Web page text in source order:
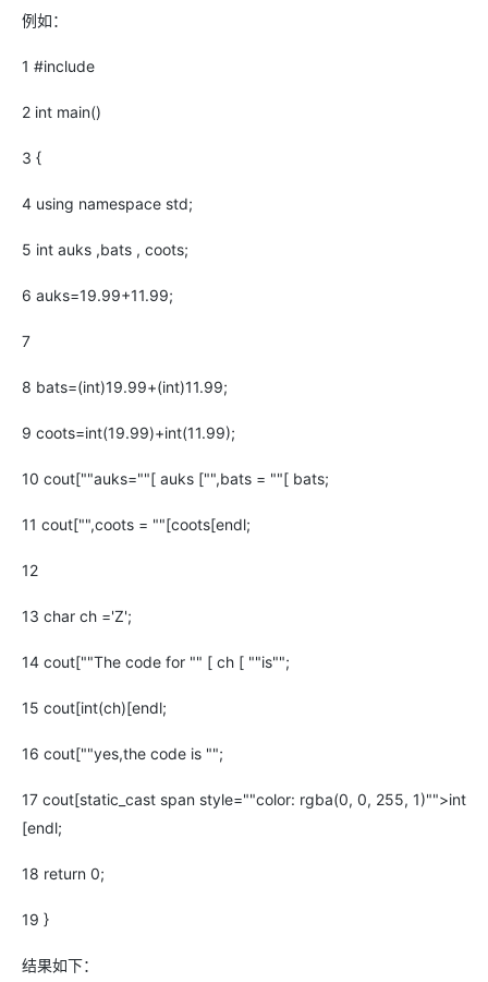
例如：
1 #include
2 int main()
3 {
4 using namespace std;
5 int auks ,bats , coots;
6 auks=19.99+11.99;
7
8 bats=(int)19.99+(int)11.99;
9 coots=int(19.99)+int(11.99);
10 cout[""auks=""[ auks ["",bats = ""[ bats;
11 cout["",coots = ""[coots[endl;
12
13 char ch ='Z';
14 cout[""The code for "" [ ch [ ""is"";
15 cout[int(ch)[endl;
16 cout[""yes,the code is "";
17 cout[static_cast span style=""color: rgba(0, 0, 255, 1)"">int
[endl;
18 return 0;
19 }
结果如下：